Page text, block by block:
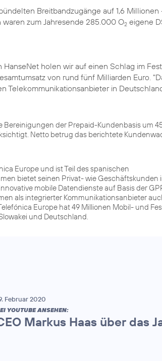
Breitbandzugänge auf 1,6 Millionen
zum Jahresende 285.000 O2 eigene
HanseNet holen wir auf einen Schlag im
von rund fünf Milliarden Euro.
Telekommunikationsanbieter in
Bereinigungen der Prepaid-Kundenbasis um
Netto betrug das berichtete
Europe und ist Teil des spanischen
bietet seinen Privat- wie Geschäftskunden
mobile Datendienste auf Basis der
als integrierter Kommunikationsanbieter
Europe hat 49 Millionen Mobil- und
und Deutschland.
Februar 2020
YOUTUBE ANSEHEN:
Markus Haas über das